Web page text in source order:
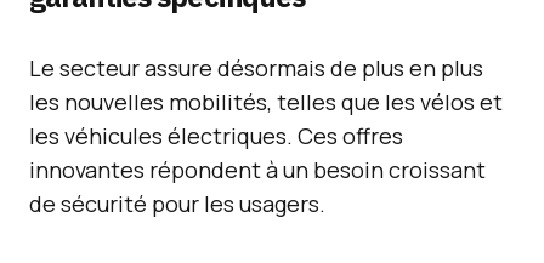
Le secteur assure désormais de plus en plus
les nouvelles mobilités, telles que les vélos et
les véhicules électriques. Ces offres
innovantes répondent à un besoin croissant
de sécurité pour les usagers.